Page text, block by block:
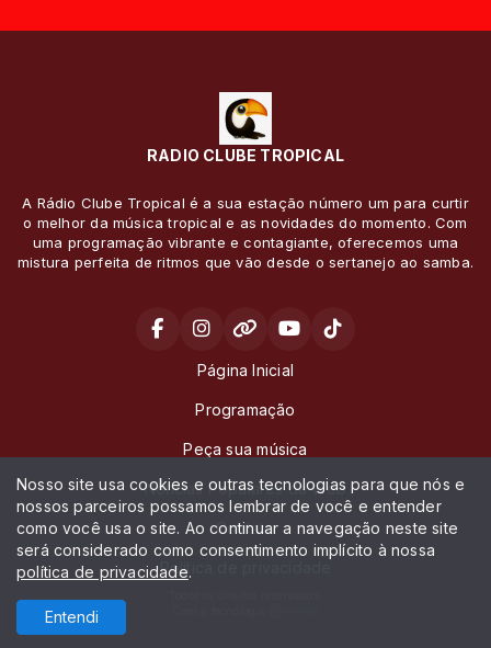
RADIO CLUBE TROPICAL
A Rádio Clube Tropical é a sua estação número um para curtir
o melhor da música tropical e as novidades do momento. Com
uma programação vibrante e contagiante, oferecemos uma
mistura perfeita de ritmos que vão desde o sertanejo ao samba.
Página Inicial
Programação
Peça sua música
Noticias Populares da Web
Contato
Política de privacidade
Nosso site usa cookies e outras tecnologias para que nós e
nossos parceiros possamos lembrar de você e entender
como você usa o site. Ao continuar a navegação neste site
será considerado como consentimento implícito à nossa
política de privacidade.
Entendi